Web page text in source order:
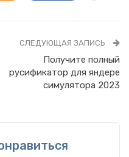
СЛЕДУЮЩАЯ ЗАПИСЬ
Получите полный
русификатор для яндере
симулятора 2023